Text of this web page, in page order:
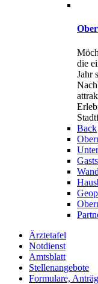
die
Jahr
Back
Ärztetafel
Notdienst
Amtsblatt
Stellenangebote
Formulare,